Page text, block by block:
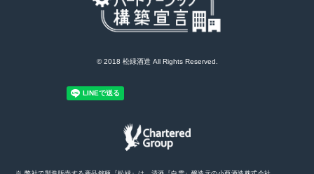
© 2018 松緑酒造 All Rights Reserved.